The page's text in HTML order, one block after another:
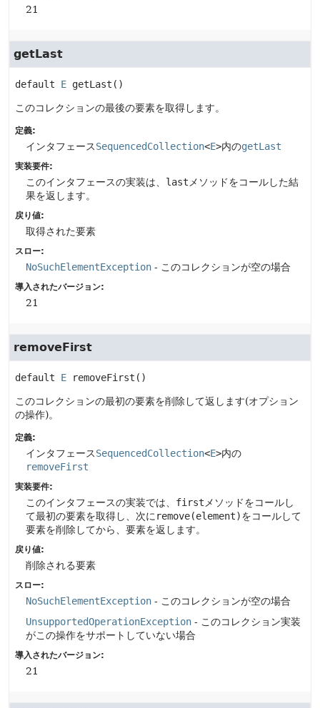
21
getLast
default E getLast ()
このコレクションの最後の要素を取得します。
定義:
インタフェースSequencedCollection<E>内のgetLast
実装要件:
このインタフェースの実装は、 last メソッドをコールした結
果を返します。
戻り値:
取得された要素
スロー:
NoSuchElementException - このコレクションが空の場合
導入されたバージョン:
21
removeFirst
default E removeFirst ()
このコレクションの最初の要素を削除して返します(オプション
の操作)。
定義:
インタフェースSequencedCollection<E>内の
removeFirst
実装要件:
このインタフェースの実装では、 first メソッドをコールし
て最初の要素を取得し、次に remove(element)をコールして
要素を削除してから、要素を返します。
戻り値:
削除される要素
スロー:
NoSuchElementException - このコレクションが空の場合
UnsupportedOperationException - このコレクション実装
がこの操作をサポートしていない場合
導入されたバージョン:
21